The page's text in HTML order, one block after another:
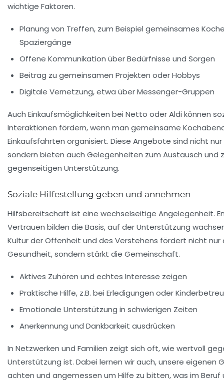
wichtige Faktoren.
Planung von Treffen, zum Beispiel gemeinsames
Spaziergänge
Offene Kommunikation über Bedürfnisse und Sorgen
Beitrag zu gemeinsamen Projekten oder Hobbys
Digitale Vernetzung, etwa über Messenger-Gruppen
Auch Einkaufsmöglichkeiten bei Netto oder Aldi können
Interaktionen fördern, wenn man gemeinsame
Einkaufsfahrten organisiert. Diese Angebote sind nicht
sondern bieten auch Gelegenheiten zum Austausch und
gegenseitigen Unterstützung.
Soziale Hilfestellung geben und annehmen
Hilfsbereitschaft ist eine wechselseitige Angelegenheit.
Vertrauen bilden die Basis, auf der Unterstützung
Kultur der Offenheit und des Verstehens fördert nicht nur
Gesundheit, sondern stärkt die Gemeinschaft.
Aktives Zuhören und echtes Interesse zeigen
Praktische Hilfe, z.B. bei Erledigungen oder
Emotionale Unterstützung in schwierigen Zeiten
Anerkennung und Dankbarkeit ausdrücken
In Netzwerken und Familien zeigt sich oft, wie wertvoll
Unterstützung ist. Dabei lernen wir auch, unsere eigenen
achten und angemessen um Hilfe zu bitten, was im Beruf